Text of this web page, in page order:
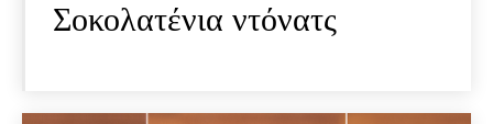
Σοκολατένια ντόνατς